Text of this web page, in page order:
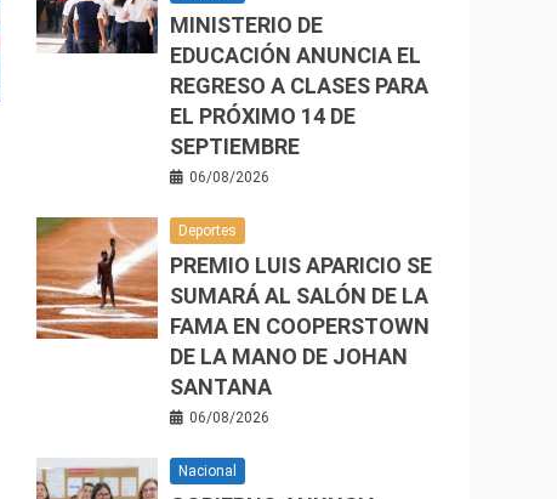
MINISTERIO DE
EDUCACIÓN ANUNCIA EL
REGRESO A CLASES PARA
EL PRÓXIMO 14 DE
SEPTIEMBRE
06/08/2026
Deportes
PREMIO LUIS APARICIO SE
SUMARÁ AL SALÓN DE LA
FAMA EN COOPERSTOWN
DE LA MANO DE JOHAN
SANTANA
06/08/2026
Nacional